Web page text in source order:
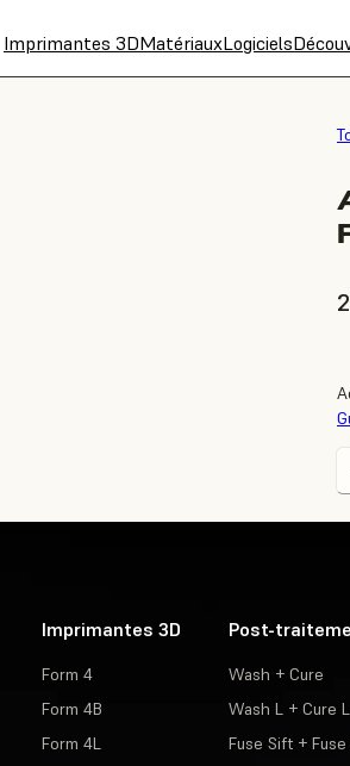
Imprimantes 3DMatériauxLogiciels
Imprimantes 3D
Form 4
Form 4B
Form 4L
Post-
Wash + Cure
Wash L + Cure L
Fuse Sift +